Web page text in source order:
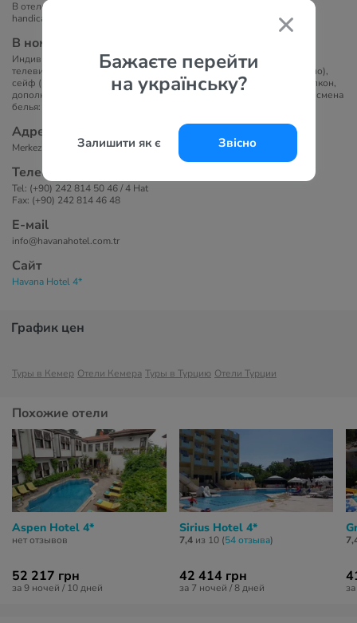
Бажаєте перейти
на українську?
Залишити як є Звісно
В отеле 81 номер: 5 family room, 12 Trp room, 63 standard room, 1
handicapped room.
В номерах
Индивидуальный кондиционер, мини-холодильник (только вода),
телевизор, спутниковое ТВ, прямой телефон (платно), Wi-Fi (платно),
сейф (платно), ванная комната (душ), фен (бесплатно), тапочки, балкон,
дополнительная кровать (по запросу). Уборка номера: ежедневно, смена
белья: 3 раза в неделю, смена полотенец: 3 раза в неделю.
Адрес
Merkez Mah. 134.sok. No:1, Kemer, Antalya, Turkey
Телефоны
Tel: (+90) 242 814 50 46 / 4 Hat
Fax: (+90) 242 814 46 48
Е-маil
info@havanahotel.com.tr
Сайт
Havana Hotel 4*
График цен
Туры в Кемер Отели Кемера Туры в Турцию Отели Турции
Похожие отели
Aspen Hotel 4*
нет отзывов
52 217 грн
за 9 ночей / 10 дней
Sirius Hotel 4*
7,4из 10 (54 отзывa)
42 414 грн
за 7 ночей / 8 дней